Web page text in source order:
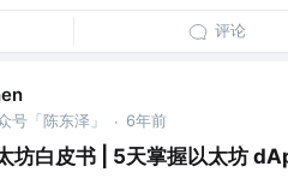
评论
号「陈东泽」 · 6年前
坊白皮书 | 5天掌握以太坊